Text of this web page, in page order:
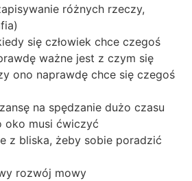
różnych rzeczy,
się człowiek chce czegoś
ważne jest z czym się
ono naprawdę chce się czegoś
na spędzanie dużo czasu
oko musi ćwiczyć
z bliska, żeby sobie poradzić
rozwój mowy